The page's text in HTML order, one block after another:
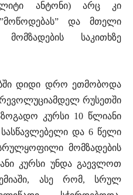
ანტონი) არც კი
და მთელი
საკითხზე
დიდი დრო ეთმობოდა
რუსეთში
კურსი 10 წლიანი
და 6 წელი
მომზადების
კურსი უნდა გაევლოთ
ასე რომ, სრულ